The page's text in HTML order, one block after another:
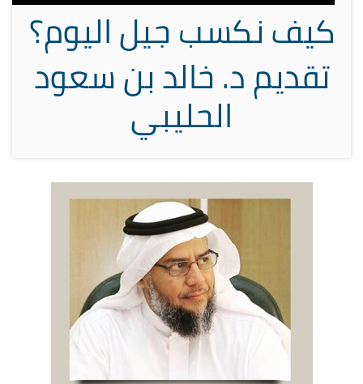
كيف نكسب جيل اليوم؟
تقديم د. خالد بن سعود
الحليبي